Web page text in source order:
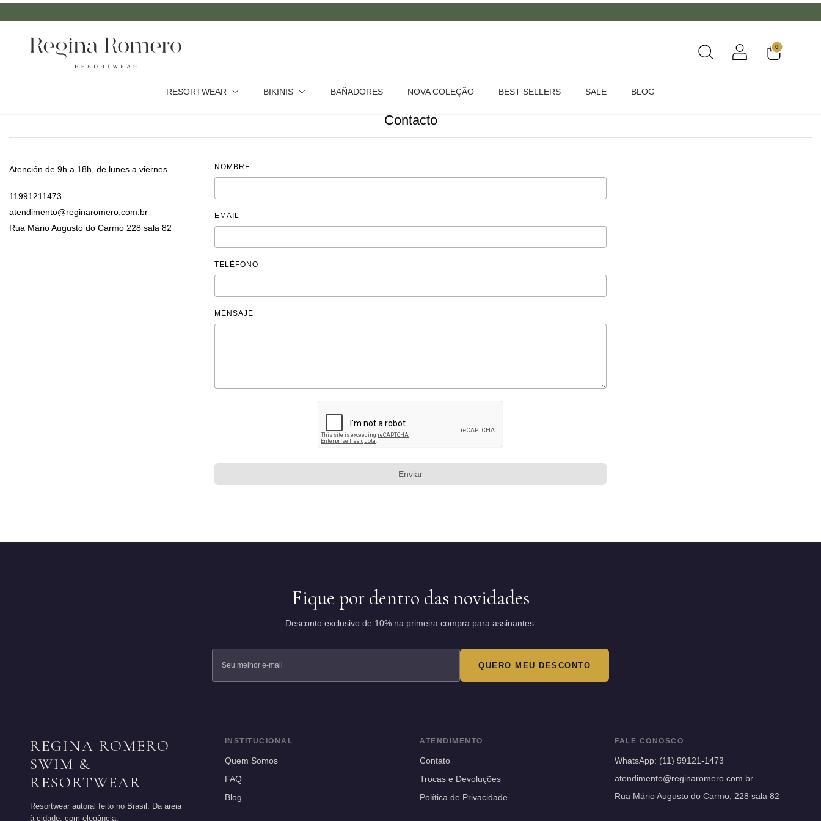
0
RESORTWEAR BIKINIS BAÑADORES NOVA COLEÇÃO BEST SELLERS SALE BLOG
Contacto
Atención de 9h a 18h, de lunes a viernes
11991211473
atendimento@reginaromero.com.br
Rua Mário Augusto do Carmo 228 sala 82
NOMBRE
EMAIL
TELÉFONO
MENSAJE
Enviar
Fique por dentro das novidades
Desconto exclusivo de 10% na primeira compra para assinantes.
QUERO MEU DESCONTO
REGINA ROMERO
SWIM &
RESORTWEAR
Resortwear autoral feito no Brasil. Da areia
à cidade, com elegância.
INSTITUCIONAL
Quem Somos
FAQ
Blog
ATENDIMENTO
Contato
Trocas e Devoluções
Política de Privacidade
FALE CONOSCO
WhatsApp: (11) 99121-1473
atendimento@reginaromero.com.br
Rua Mário Augusto do Carmo, 228 sala 82